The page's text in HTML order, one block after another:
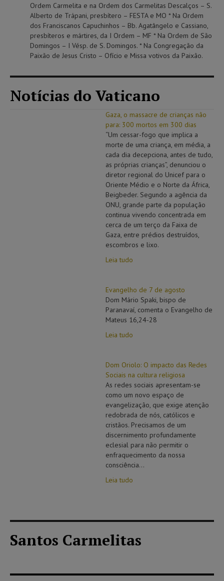
Ordem Carmelita e na Ordem dos Carmelitas Descalços – S.
Alberto de Trápani, presbítero – FESTA e MO * Na Ordem
dos Franciscanos Capuchinhos – Bb. Agatângelo e Cassiano,
presbíteros e mártires, da I Ordem – MF * Na Ordem de São
Domingos – I Vésp. de S. Domingos. * Na Congregação da
Paixão de Jesus Cristo – Ofício e Missa votivos da Paixão.
Notícias do Vaticano
Gaza, o massacre de crianças não
para: 300 mortos em 300 dias
“Um cessar-fogo que implica a
morte de uma criança, em média, a
cada dia decepciona, antes de tudo,
as próprias crianças”, denunciou o
diretor regional do Unicef para o
Oriente Médio e o Norte da África,
Beigbeder. Segundo a agência da
ONU, grande parte da população
continua vivendo concentrada em
cerca de um terço da Faixa de
Gaza, entre prédios destruídos,
escombros e lixo.
Leia tudo
Evangelho de 7 de agosto
Dom Mário Spaki, bispo de
Paranavaí, comenta o Evangelho de
Mateus 16,24-28
Leia tudo
Dom Oriolo: O impacto das Redes
Sociais na cultura religiosa
As redes sociais apresentam-se
como um novo espaço de
evangelização, que exige atenção
redobrada de nós, católicos e
cristãos. Precisamos de um
discernimento profundamente
eclesial para não permitir o
enfraquecimento da nossa
consciência...
Leia tudo
Santos Carmelitas